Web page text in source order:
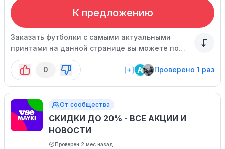
К предложению
Заказать футболки с самыми актуальными
принтами на данной странице вы можете по
привлекательным ценам! Стоимость указана с
учетом скидки.
0 [+] A Проверено 1 раз
От сообщества
СКИДКИ ДО 20% - ВСЕ АКЦИИ И
НОВОСТИ
Проверен:2 мес назад